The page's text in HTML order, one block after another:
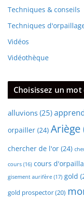
Techniques & conseils
Techniques
Vidéos
Vidéothèque
Choisissez un mot
alluvions (25)
orpailler (24) Ariège
chercher de l'or (24)
cours (16) cours
gisement aurifère (17) gold
gold prospector(20)